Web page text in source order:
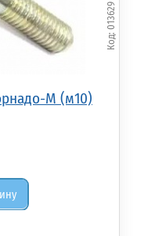
М (м10)
013629